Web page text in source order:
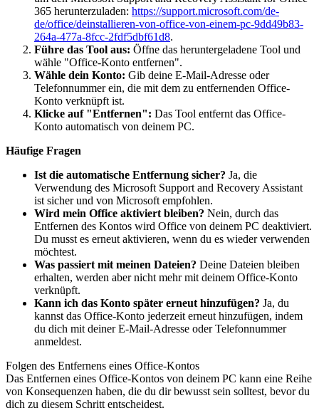
365 herunterzuladen: https://support.microsoft.com/de-
de/office/deinstallieren-von-office-von-einem-pc-9dd49b83-
264a-477a-8fcc-2fdf5dbf61d8.
Führe das Tool aus: Öffne das heruntergeladene Tool und
wähle "Office-Konto entfernen".
Wähle dein Konto: Gib deine E-Mail-Adresse oder
Telefonnummer ein, die mit dem zu entfernenden Office-
Konto verknüpft ist.
Klicke auf "Entfernen": Das Tool entfernt das Office-
Konto automatisch von deinem PC.
Häufige Fragen
Ist die automatische Entfernung sicher? Ja, die
Verwendung des Microsoft Support and Recovery Assistant
ist sicher und von Microsoft empfohlen.
Wird mein Office aktiviert bleiben? Nein, durch das
Entfernen des Kontos wird Office von deinem PC deaktiviert.
Du musst es erneut aktivieren, wenn du es wieder verwenden
möchtest.
Was passiert mit meinen Dateien? Deine Dateien bleiben
erhalten, werden aber nicht mehr mit deinem Office-Konto
verknüpft.
Kann ich das Konto später erneut hinzufügen? Ja, du
kannst das Office-Konto jederzeit erneut hinzufügen, indem
du dich mit deiner E-Mail-Adresse oder Telefonnummer
anmeldest.
Folgen des Entfernens eines Office-Kontos
Das Entfernen eines Office-Kontos von deinem PC kann eine Reihe
von Konsequenzen haben, die du dir bewusst sein solltest, bevor du
dich zu diesem Schritt entscheidest.